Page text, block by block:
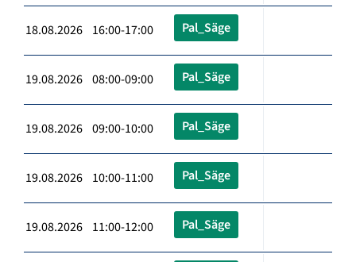
18.08.2026 16:00-17:00 Pal_Säge
19.08.2026 08:00-09:00 Pal_Säge
19.08.2026 09:00-10:00 Pal_Säge
19.08.2026 10:00-11:00 Pal_Säge
19.08.2026 11:00-12:00 Pal_Säge